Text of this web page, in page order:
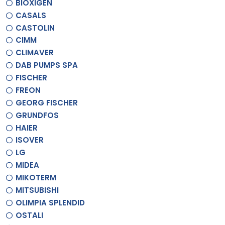
BIOXIGEN
CASALS
CASTOLIN
CIMM
CLIMAVER
DAB PUMPS SPA
FISCHER
FREON
GEORG FISCHER
GRUNDFOS
HAIER
ISOVER
LG
MIDEA
MIKOTERM
MITSUBISHI
OLIMPIA SPLENDID
OSTALI